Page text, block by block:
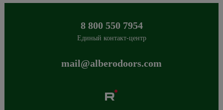
8 800 550 7954
Единый контакт-центр
mail@alberodoors.com